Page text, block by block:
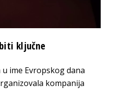
ključne
ime Evropskog dana
kompanija